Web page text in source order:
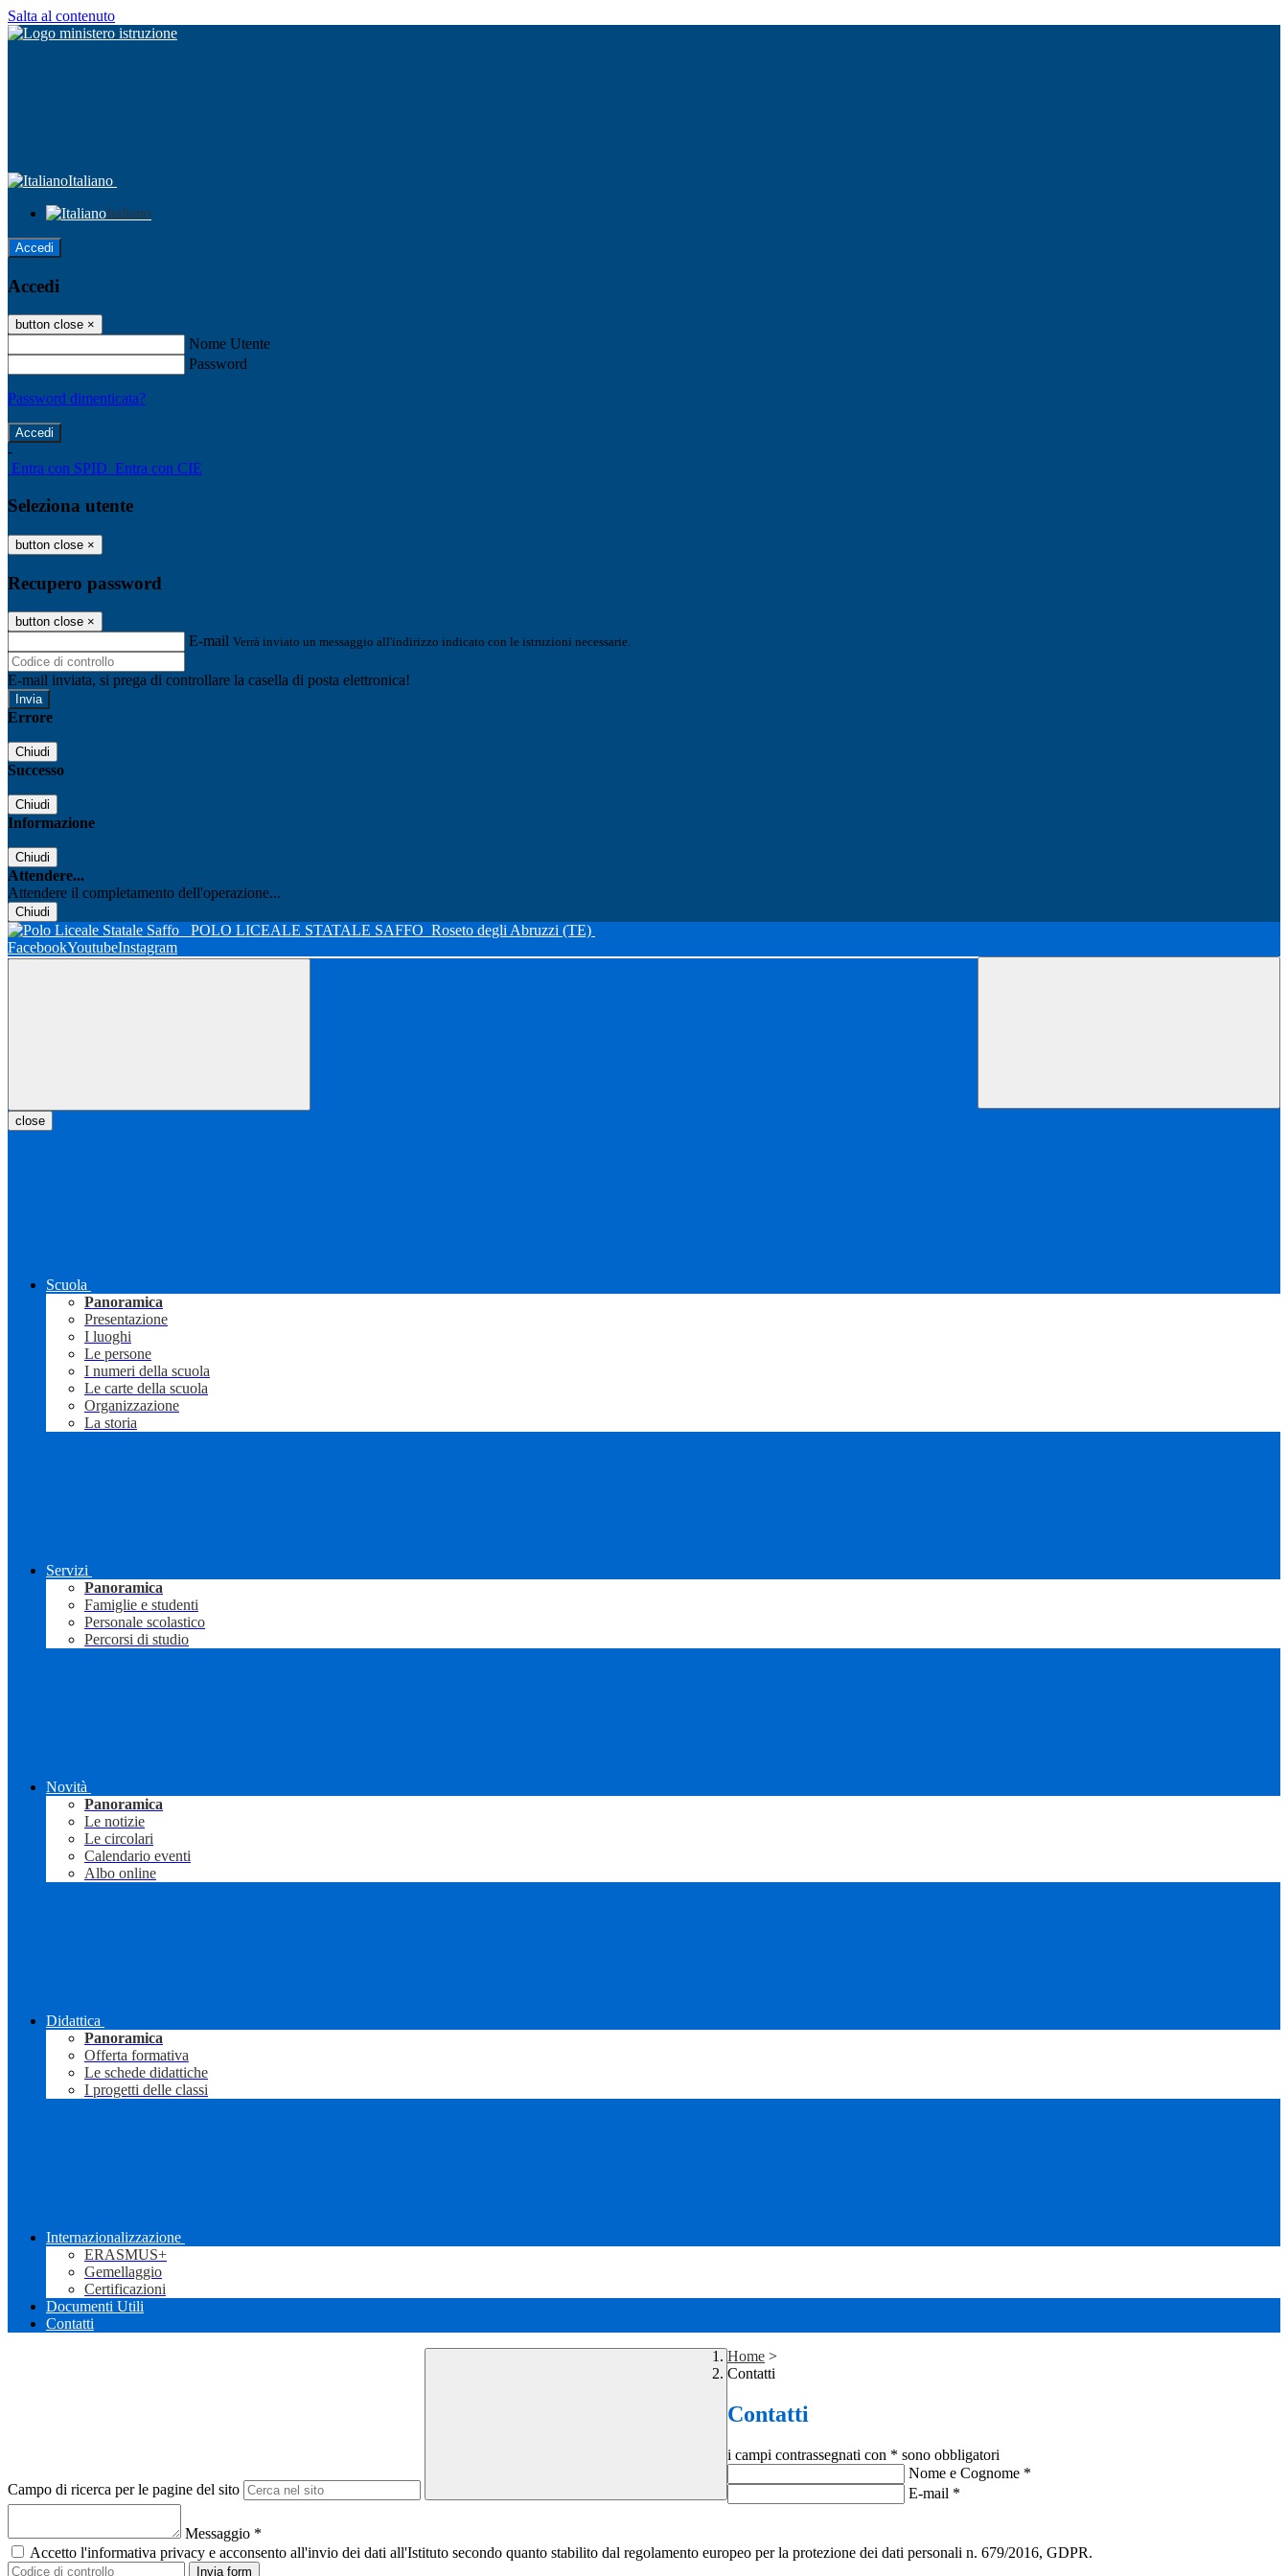
Salta al contenuto
Italiano
Italiano
Accedi
Accedi
button close ×
Nome Utente
Password
Password dimenticata?
-
Entra con SPID Entra con CIE
Seleziona utente
button close ×
Recupero password
button close ×
E-mail Verrà inviato un messaggio all'indirizzo indicato con le istruzioni necessarie.
E-mail inviata, si prega di controllare la casella di posta elettronica!
Errore
Chiudi
Successo
Chiudi
Informazione
Chiudi
Attendere...
Attendere il completamento dell'operazione...
Chiudi
POLO LICEALE STATALE SAFFO Roseto degli Abruzzi (TE)
FacebookYoutubeInstagram
close
Scuola
Panoramica
Presentazione
I luoghi
Le persone
I numeri della scuola
Le carte della scuola
Organizzazione
La storia
Servizi
Panoramica
Famiglie e studenti
Personale scolastico
Percorsi di studio
Novità
Panoramica
Le notizie
Le circolari
Calendario eventi
Albo online
Didattica
Panoramica
Offerta formativa
Le schede didattiche
I progetti delle classi
Internazionalizzazione
ERASMUS+
Gemellaggio
Certificazioni
Documenti Utili
Contatti
Campo di ricerca per le pagine del sito
Home >
Contatti
Contatti
i campi contrassegnati con * sono obbligatori
Nome e Cognome *
E-mail *
Messaggio *
Accetto l'informativa privacy e acconsento all'invio dei dati all'Istituto secondo quanto stabilito dal regolamento europeo per la protezione dei dati personali n. 679/2016, GDPR.
Invia form